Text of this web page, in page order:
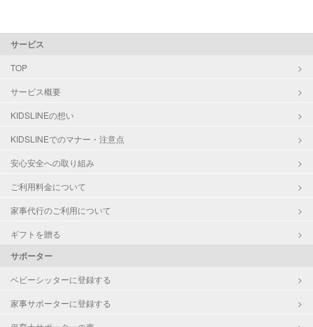
サービス
TOP
サービス概要
KIDSLINEの想い
KIDSLINEでのマナー・注意点
安心安全への取り組み
ご利用料金について
家事代行のご利用について
ギフトを贈る
サポーター
ベビーシッターに登録する
家事サポーターに登録する